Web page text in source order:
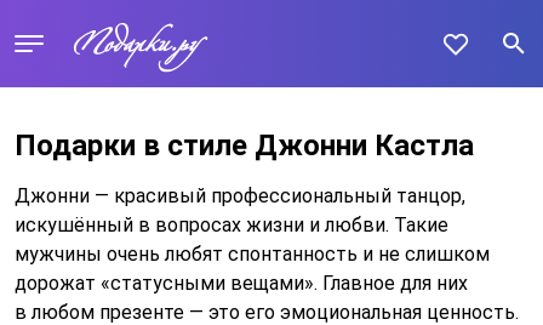
Подарки в стиле Джонни Кастла
Джонни — красивый профессиональный танцор,
искушённый в вопросах жизни и любви. Такие
мужчины очень любят спонтанность и не слишком
дорожат «статусными вещами». Главное для них
в любом презенте — это его эмоциональная ценность.